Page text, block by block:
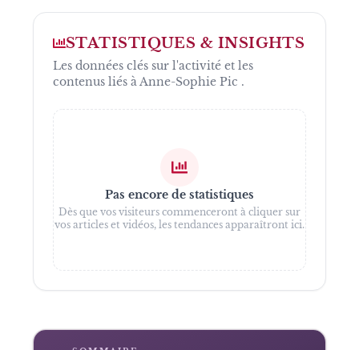
STATISTIQUES & INSIGHTS
Les données clés sur l'activité et les
contenus liés àAnne-Sophie Pic .
Pas encore de statistiques
Dès que vos visiteurs commenceront à cliquer sur
vos articles et vidéos, les tendances apparaîtront ici.